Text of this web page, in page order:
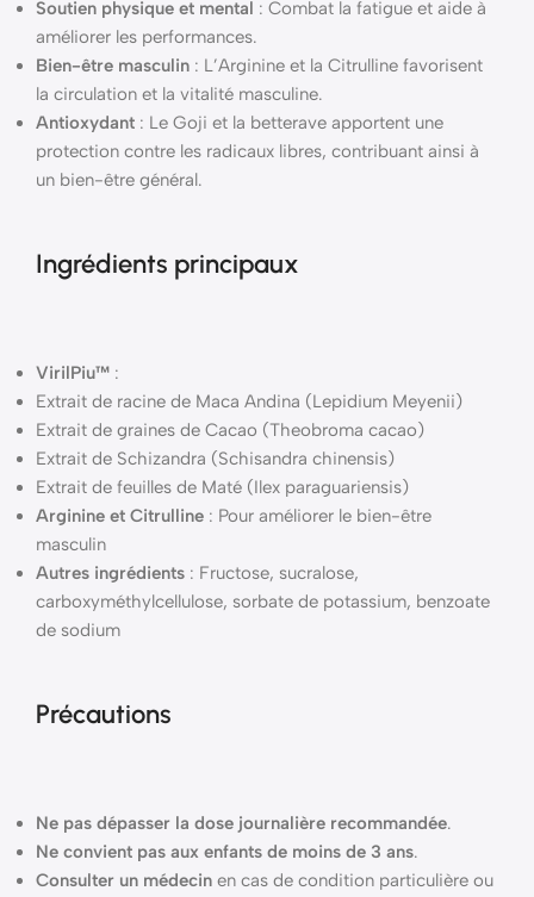
Soutien physique et mental : Combat la fatigue et aide à
améliorer les performances.
Bien-être masculin : L’Arginine et la Citrulline favorisent
la circulation et la vitalité masculine.
Antioxydant : Le Goji et la betterave apportent une
protection contre les radicaux libres, contribuant ainsi à
un bien-être général.
Ingrédients principaux
VirilPiu™ :
Extrait de racine de Maca Andina (Lepidium Meyenii)
Extrait de graines de Cacao (Theobroma cacao)
Extrait de Schizandra (Schisandra chinensis)
Extrait de feuilles de Maté (Ilex paraguariensis)
Arginine et Citrulline : Pour améliorer le bien-être
masculin
Autres ingrédients : Fructose, sucralose,
carboxyméthylcellulose, sorbate de potassium, benzoate
de sodium
Précautions
Ne pas dépasser la dose journalière recommandée.
Ne convient pas aux enfants de moins de 3 ans.
Consulter un médecin en cas de condition particulière ou